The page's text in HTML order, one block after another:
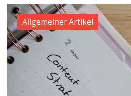
Allgemeiner Artikel